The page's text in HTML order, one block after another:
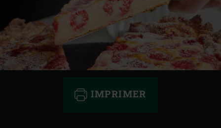
IMPRIMER